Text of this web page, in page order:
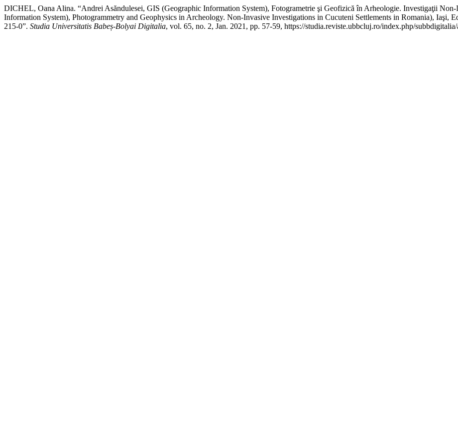
DICHEL, Oana Alina. “Andrei Asăndulesei, GIS (Geographic Information System), Fotogrametrie şi Geofizică în Arheologie. Investigaţii
Information System), Photogrammetry and Geophysics in Archeology. Non-Invasive Investigations in Cucuteni Settlements in Romania), Iaşi,
215-0”. Studia Universitatis Babeș-Bolyai Digitalia, vol. 65, no. 2, Jan. 2021, pp. 57-59, https://studia.reviste.ubbcluj.ro/index.php/